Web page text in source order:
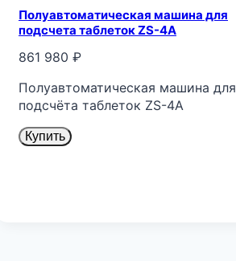
Полуавтоматическая машина для
подсчета таблеток ZS-4A
861 980 ₽
Полуавтоматическая машина для
подсчёта таблеток ZS-4A
Купить